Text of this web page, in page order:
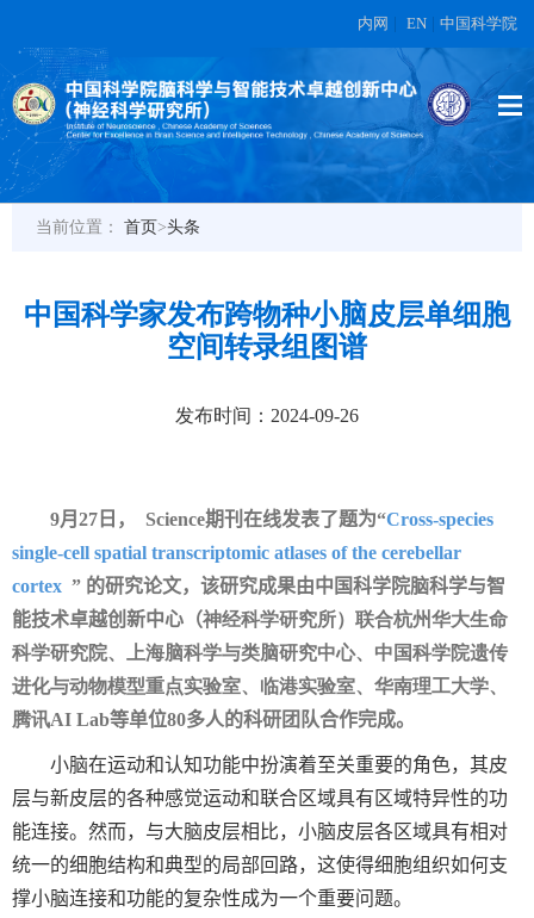
内网 EN 中国科学院
当前位置： 首页>头条
中国科学家发布跨物种小脑皮层单细胞
空间转录组图谱
发布时间：2024-09-26
9月 27 日， Science期刊在线发表了题为“Cross-species
single-cell spatial transcriptomic atlases of the cerebellar
cortex ” 的研究论文，该研究成果由中国科学院脑科学与智
能技术卓越创新中心（神经科学研究所）联合杭州华大生命
科学研究院、上海脑科学与类脑研究中心、中国科学院遗传
进化与动物模型重点实验室、临港实验室、华南理工大学、
腾讯AI Lab等单位80多人的科研团队合作完成。
小脑在运动和认知功能中扮演着至关重要的角色，其皮
层与新皮层的各种感觉运动和联合区域具有区域特异性的功
能连接。然而，与大脑皮层相比，小脑皮层各区域具有相对
统一的细胞结构和典型的局部回路，这使得细胞组织如何支
撑小脑连接和功能的复杂性成为一个重要问题。